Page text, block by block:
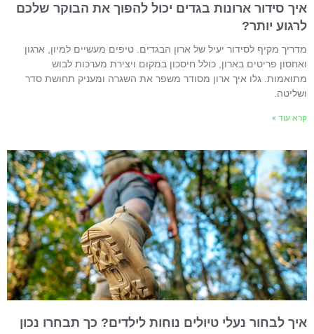
סידור ארונות בגדים יכול להפוך את הבוקר שלכם
יותר?
מקיף לסידור יעיל של ארון הבגדים. טיפים מעשיים למיון, ארגון
פריטים בארון, כולל חיסכון במקום ויצירת מערכות לבוש
גלו איך ארון מסודר משפר את השגרה ומעניק תחושת סדר
עוד »
לבחור נעלי טיולים נוחות לילדים? כך תבחרו נכון